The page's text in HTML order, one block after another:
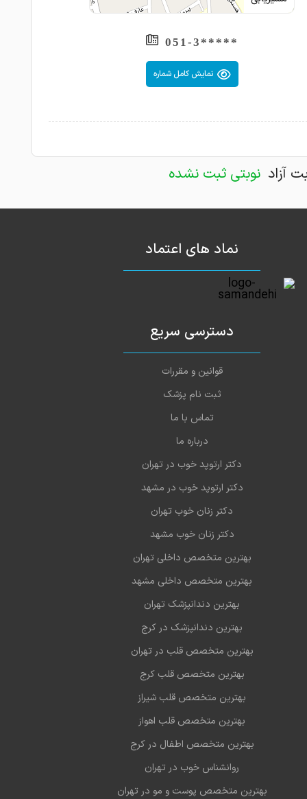
آزاد نوبتی ثبت نشده
*****051-3
نمایش کامل شماره
نماد های اعتماد
دسترسی سریع
قوانین و مقررات
ثبت نام پزشک
تماس با ما
درباره ما
دکتر ارتوپد خوب در تهران
دکتر ارتوپد خوب در مشهد
دکتر زنان خوب تهران
دکتر زنان خوب مشهد
بهترین متخصص داخلی تهران
بهترین متخصص داخلی مشهد
بهترین دندانپزشک تهران
بهترین دندانپزشک در کرج
بهترین متخصص قلب در تهران
بهترین متخصص قلب کرج
بهترین متخصص قلب شیراز
بهترین متخصص قلب اهواز
بهترین متخصص اطفال در کرج
روانشناس خوب در تهران
بهترین متخصص پوست و مو در تهران